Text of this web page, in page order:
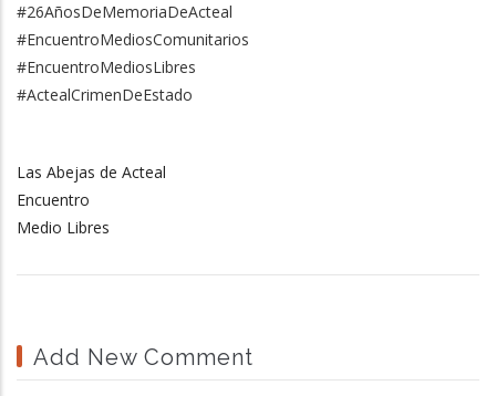
#26AñosDeMemoriaDeActeal
#EncuentroMediosComunitarios
#EncuentroMediosLibres
#ActealCrimenDeEstado
Las Abejas de Acteal
Encuentro
Medio Libres
Add New Comment